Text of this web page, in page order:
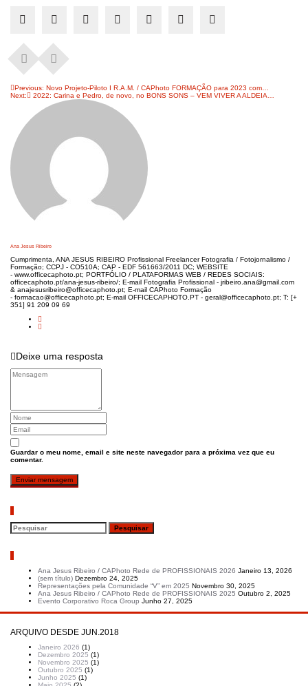
Navegação
de
artigos
Previous: Novo Projeto-Piloto I R.A.M. / CAPhoto FORMAÇÃO para 2023 com…
Next:
2022: Carina e Pedro, de novo, no BONS SONS – VEM VIVER A ALDEIA…
Ana Jesus Ribeiro
Cumprimenta, ANA JESUS RIBEIRO Profissional Freelancer Fotografia / Fotojornalismo /
Formação; CCPJ - CO510A; CAP - EDF 561663/2011 DC; WEBSITE
- www.officecaphoto.pt; PORTFÓLIO / PLATAFORMAS WEB / REDES SOCIAIS:
officecaphoto.pt/ana-jesus-ribeiro/; E-mail Fotografia Profissional - jribeiro.ana@gmail.com
& anajesusribeiro@officecaphoto.pt; E-mail CAPhoto Formação
- formacao@officecaphoto.pt; E-mail OFFICECAPHOTO.PT - geral@officecaphoto.pt; T: [+
351] 91 209 09 69
Deixe uma resposta
Guardar o meu nome, email e site neste navegador para a próxima vez que eu
comentar.
Ana Jesus Ribeiro / CAPhoto Rede de PROFISSIONAIS 2026 Janeiro 13, 2026
(sem título) Dezembro 24, 2025
Representações pela Comunidade “V” em 2025 Novembro 30, 2025
Ana Jesus Ribeiro / CAPhoto Rede de PROFISSIONAIS 2025 Outubro 2, 2025
Evento Corporativo Roca Group Junho 27, 2025
ARQUIVO DESDE JUN.2018
Janeiro 2026 (1)
Dezembro 2025 (1)
Novembro 2025 (1)
Outubro 2025 (1)
Junho 2025 (1)